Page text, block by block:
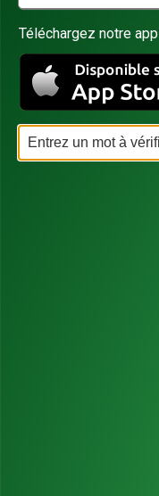
Téléchargez notre